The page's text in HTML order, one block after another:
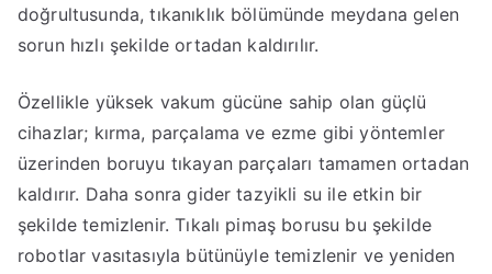
doğrultusunda, tıkanıklık bölümünde meydana gelen
sorun hızlı şekilde ortadan kaldırılır.
Özellikle yüksek vakum gücüne sahip olan güçlü
cihazlar; kırma, parçalama ve ezme gibi yöntemler
üzerinden boruyu tıkayan parçaları tamamen ortadan
kaldırır. Daha sonra gider tazyikli su ile etkin bir
şekilde temizlenir. Tıkalı pimaş borusu bu şekilde
robotlar vasıtasıyla bütünüyle temizlenir ve yeniden